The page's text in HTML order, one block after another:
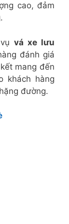
cao, đảm
vá xe lưu
đánh giá
mang đến
khách hàng
đường.